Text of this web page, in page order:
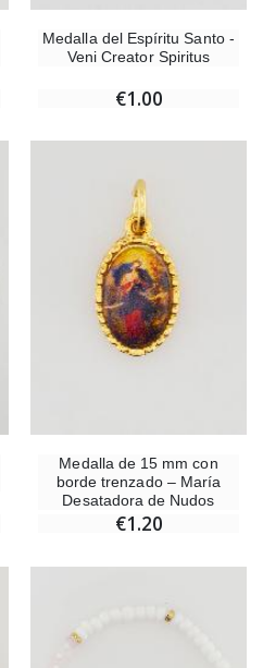
Medalla del Espíritu Santo -
Veni Creator Spiritus
€1.00
Medalla de 15 mm con
borde trenzado – María
Desatadora de Nudos
€1.20